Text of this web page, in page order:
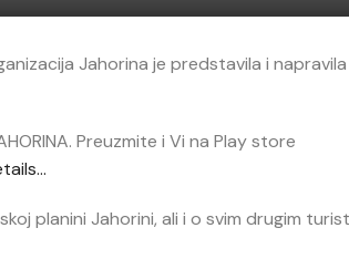
Jahorina je predstavila i
Preuzmite i Vi na Play store
planini Jahorini, ali i o svim drugim